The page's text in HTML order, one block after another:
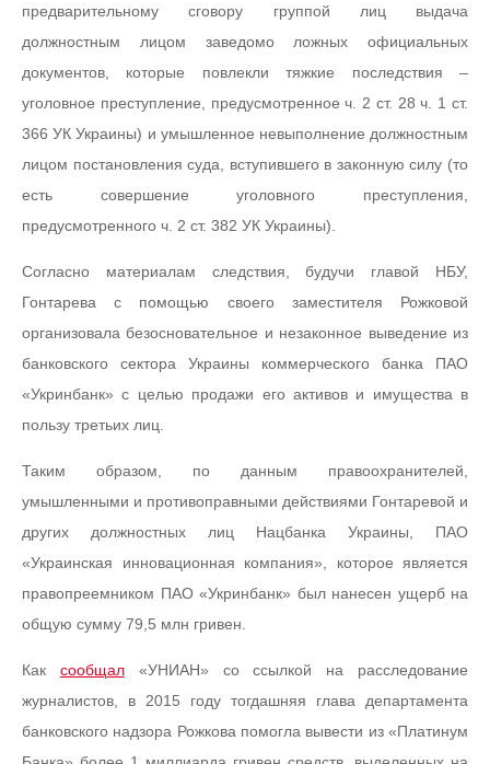
предварительному сговору группой лиц выдача
должностным лицом заведомо ложных официальных
документов, которые повлекли тяжкие последствия –
уголовное преступление, предусмотренное ч. 2 ст. 28 ч. 1 ст.
366 УК Украины) и умышленное невыполнение должностным
лицом постановления суда, вступившего в законную силу (то
есть совершение уголовного преступления,
предусмотренного ч. 2 ст. 382 УК Украины).
Согласно материалам следствия, будучи главой НБУ,
Гонтарева с помощью своего заместителя Рожковой
организовала безосновательное и незаконное выведение из
банковского сектора Украины коммерческого банка ПАО
«Укринбанк» с целью продажи его активов и имущества в
пользу третьих лиц.
Таким образом, по данным правоохранителей,
умышленными и противоправными действиями Гонтаревой и
других должностных лиц Нацбанка Украины, ПАО
«Украинская инновационная компания», которое является
правопреемником ПАО «Укринбанк» был нанесен ущерб на
общую сумму 79,5 млн гривен.
Как сообщал«УНИАН» со ссылкой на расследование
журналистов, в 2015 году тогдашняя глава департамента
банковского надзора Рожкова помогла вывести из «Платинум